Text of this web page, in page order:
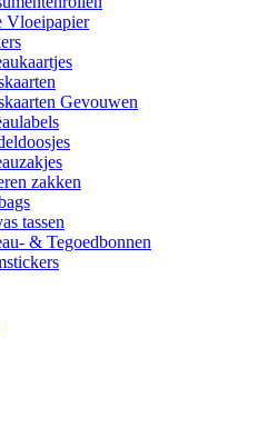
Vloeipapier
Gevouwen
zakken
tassen
& Tegoedbonnen